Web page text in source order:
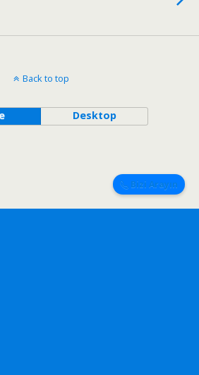
Back to top
Desktop
Bizi Arayın